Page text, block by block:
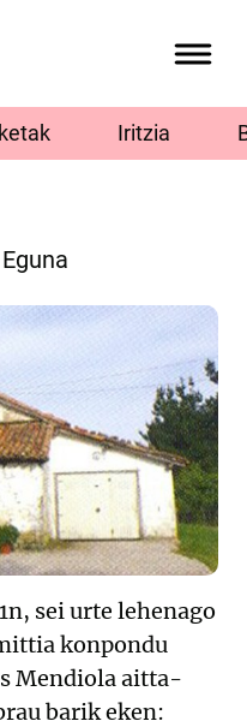
Iritzia
sei urte lehenago
konpondu
Mendiola aitta-
barik eken: